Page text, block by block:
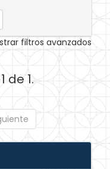
filtros avanzados
de 1.